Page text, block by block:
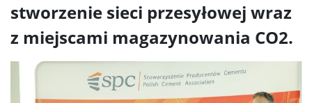
stworzenie sieci przesyłowej wraz
z miejscami magazynowania CO2.